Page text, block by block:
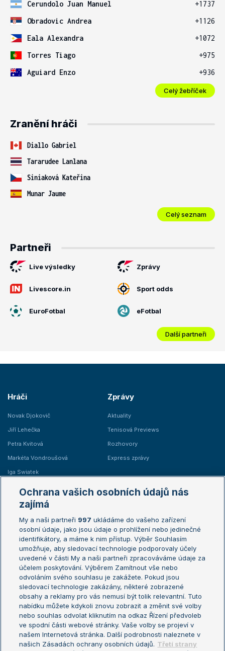
Cerundolo Juan Manuel
+1737
Obradovic Andrea
+1126
Eala Alexandra
+1072
Torres Tiago
+975
Aguiard Enzo
+936
Celý žebříček
Zranění hráči
Diallo Gabriel
Tararudee Lanlana
Siniaková Kateřina
Munar Jaume
Celý seznam
Partneři
Live výsledky Zprávy
Livescore.in Sport odds
EuroFotbal eFotbal
Další partneři
Hráči
Novak Djokovič
Jiří Lehečka
Petra Kvitová
Markéta Vondroušová
Iga Swiatek
Zprávy
Aktuality
Tenisová Previews
Rozhovory
Express zprávy
Žebříčky
Žebříček ATP (muži)
Žebříček WTA (ženy)
Sázkařský žebříček
Australian Open
French Open
Wimbledon
US Open
Turnaj mistrů
Turnaj mistryň
Aktualní trendy
Fotbalové přestupy
Livesport Daily
Ochrana vašich osobních údajů nás
zajímá
My a naši partneři 997 ukládáme do vašeho zařízení
osobní údaje, jako jsou údaje o prohlížení nebo jedinečné
identifikátory, a máme k nim přístup. Výběr Souhlasím
umožňuje, aby sledovací technologie podporovaly účely
uvedené v části My a naši partneři zpracováváme údaje za
účelem poskytování. Výběrem Zamítnout vše nebo
odvoláním svého souhlasu je zakážete. Pokud jsou
sledovací technologie zakázány, některé zobrazené
obsahy a reklamy pro vás nemusí být tolik relevantní. Tuto
nabídku můžete kdykoli znovu zobrazit a změnit své volby
nebo souhlas odvolat kliknutím na odkaz Řízení předvoleb
ve spodní části webové stránky. Vaše volby se projeví v
našem Internetová stránka. Další podrobnosti naleznete v
našich Zásadách ochrany osobních údajů. Třetí strany